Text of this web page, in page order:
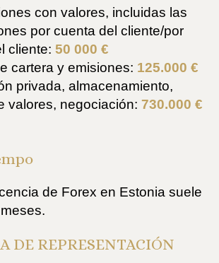
con valores, incluidas las
por cuenta del cliente/por
cliente: 50 000 €
cartera y emisiones: 125.000 €
privada, almacenamiento,
valores, negociación: 730.000 €
de Forex en Estonia suele
DE REPRESENTACIÓN